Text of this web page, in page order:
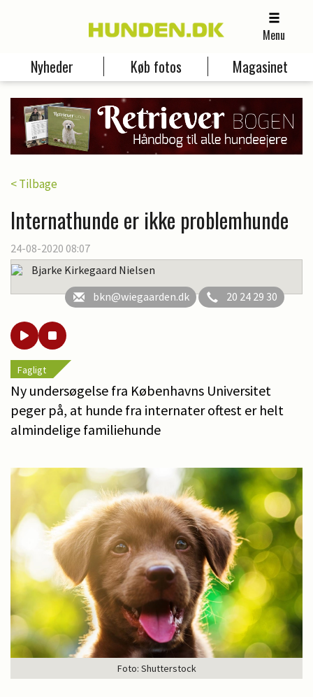
Menu
Nyheder Køb fotos Magasinet
< Tilbage
Internathunde er ikke problemhunde
24-08-2020 08:07
Bjarke Kirkegaard Nielsen
bkn@wiegaarden.dk
20 24 29 30
Fagligt
Ny undersøgelse fra Københavns Universitet
peger på, at hunde fra internater oftest er helt
almindelige familiehunde
Foto: Shutterstock